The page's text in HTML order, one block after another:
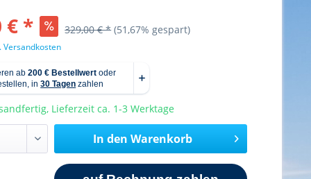
€ * 329,00 € * (51,67% gespart)
Versandkosten
Lieferzeit ca. 1-3 Werktage
In den Warenkorb